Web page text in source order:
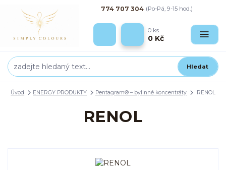
Hledat
774 707 304 (Po-Pá, 9-15 hod.)
0 ks
0 Kč
Úvod ENERGY PRODUKTY Pentagram® – bylinné koncentráty RENOL
RENOL